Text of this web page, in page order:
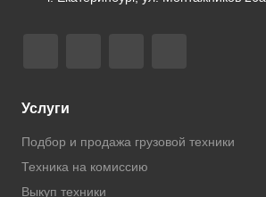
Услуги
Подбор и продажа грузовой техники
Техника на комиссию
Выкуп техники